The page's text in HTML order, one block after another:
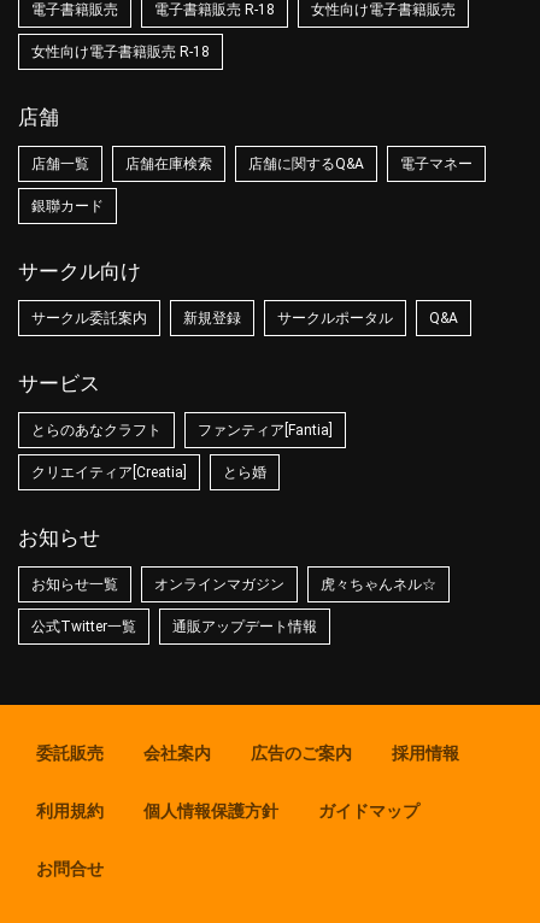
電子書籍販売 電子書籍販売 R-18 女性向け電子書籍販売
女性向け電子書籍販売 R-18
店舗
店舗一覧 店舗在庫検索 店舗に関するQ&A 電子マネー
銀聯カード
サークル向け
サークル委託案内 新規登録 サークルポータル Q&A
サービス
とらのあなクラフト ファンティア[Fantia]
クリエイティア[Creatia] とら婚
お知らせ
お知らせ一覧 オンラインマガジン 虎々ちゃんネル☆
公式Twitter一覧 通販アップデート情報
委託販売 会社案内 広告のご案内 採用情報
利用規約 個人情報保護方針 ガイドマップ
お問合せ